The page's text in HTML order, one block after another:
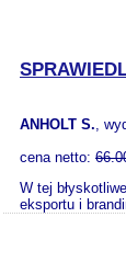
ANHOLT S.,
cena netto:
W tej
eksportu i